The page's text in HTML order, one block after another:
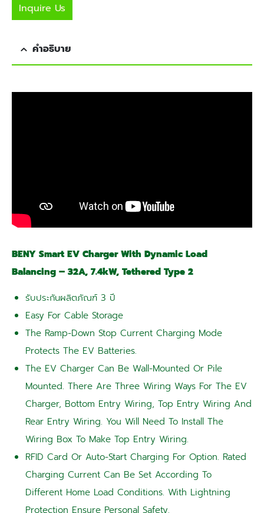
Inquire Us
คำอธิบาย
BENY Smart EV Charger With Dynamic Load
Balancing – 32A, 7.4kW, Tethered Type 2
รับประกันผลิตภัณฑ์ 3 ปี
Easy For Cable Storage
The Ramp-Down Stop Current Charging Mode
Protects The EV Batteries.
The EV Charger Can Be Wall-Mounted Or Pile
Mounted. There Are Three Wiring Ways For The EV
Charger, Bottom Entry Wiring, Top Entry Wiring And
Rear Entry Wiring. You Will Need To Install The
Wiring Box To Make Top Entry Wiring.
RFID Card Or Auto-Start Charging For Option. Rated
Charging Current Can Be Set According To
Different Home Load Conditions. With Lightning
Protection Ensure Personal Safety.